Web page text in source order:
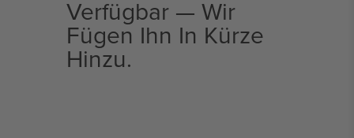
Verfügbar — Wir
Fügen Ihn In Kürze
Hinzu.